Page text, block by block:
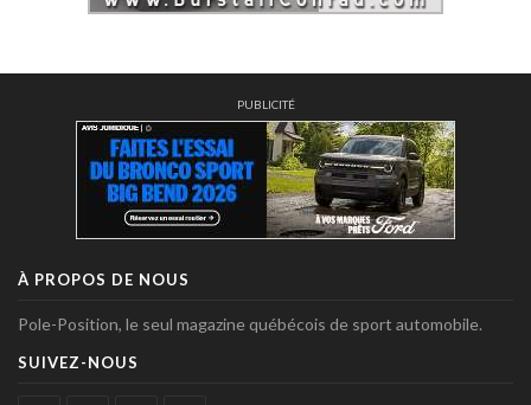
PUBLICITÉ
À PROPOS DE NOUS
Pole-Position, le seul magazine québécois de sport automobile.
SUIVEZ-NOUS